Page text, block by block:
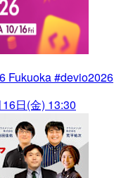
Fukuoka #devio2026
日(金) 13:30